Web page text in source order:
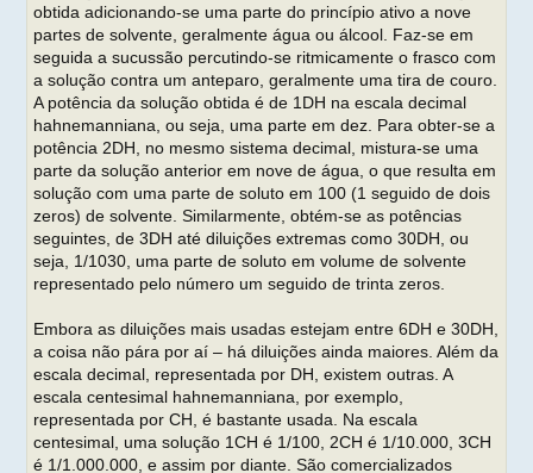
obtida adicionando-se uma parte do princípio ativo a nove
partes de solvente, geralmente água ou álcool. Faz-se em
seguida a sucussão percutindo-se ritmicamente o frasco com
a solução contra um anteparo, geralmente uma tira de couro.
A potência da solução obtida é de 1DH na escala decimal
hahnemanniana, ou seja, uma parte em dez. Para obter-se a
potência 2DH, no mesmo sistema decimal, mistura-se uma
parte da solução anterior em nove de água, o que resulta em
solução com uma parte de soluto em 100 (1 seguido de dois
zeros) de solvente. Similarmente, obtém-se as potências
seguintes, de 3DH até diluições extremas como 30DH, ou
seja, 1/1030, uma parte de soluto em volume de solvente
representado pelo número um seguido de trinta zeros.
Embora as diluições mais usadas estejam entre 6DH e 30DH,
a coisa não pára por aí – há diluições ainda maiores. Além da
escala decimal, representada por DH, existem outras. A
escala centesimal hahnemanniana, por exemplo,
representada por CH, é bastante usada. Na escala
centesimal, uma solução 1CH é 1/100, 2CH é 1/10.000, 3CH
é 1/1.000.000, e assim por diante. São comercializados